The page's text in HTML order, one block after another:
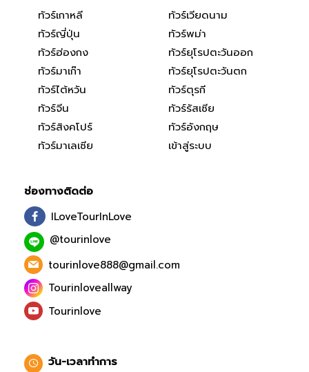
ทัวร์เกาหลี
ทัวร์ญี่ปุ่น
ทัวร์ฮ่องกง
ทัวร์มาเก๊า
ทัวร์ไต้หวัน
ทัวร์จีน
ทัวร์สิงคโปร์
ทัวร์มาเลเซีย
ทัวร์เวียดนาม
ทัวร์พม่า
ทัวร์ยุโรปตะวันออก
ทัวร์ยุโรปตะวันตก
ทัวร์ตุรกี
ทัวร์รัสเซีย
ทัวร์อังกฤษ
เข้าสู่ระบบ
ช่องทางติดต่อ
ILoveTourInLove
@tourinlove
tourinlove888@gmail.com
Tourinloveallway
Tourinlove
วัน-เวลาทำการ